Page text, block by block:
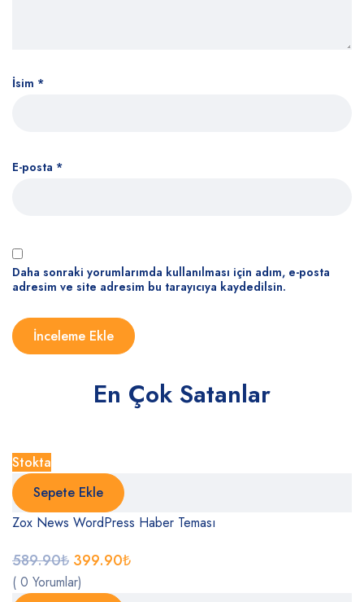
İsim *
E-posta *
Daha sonraki yorumlarımda kullanılması için adım, e-posta
adresim ve site adresim bu tarayıcıya kaydedilsin.
En Çok Satanlar
Stokta
Sepete Ekle
Zox News WordPress Haber Teması
589.90₺ 399.90₺
( 0 Yorumlar)